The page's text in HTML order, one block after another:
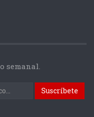
semanal.